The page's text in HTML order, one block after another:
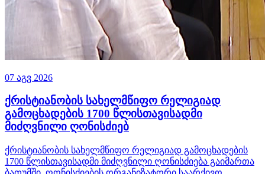
07 აგვ 2026
ქრისტიანობის სახელმწიფო რელიგიად
გამოცხადების 1700 წლისთავისადმი
მიძღვნილი ღონისძიებ
ქრისტიანობის სახელმწიფო რელიგიად გამოცხადების
1700 წლისთავისადმი მიძღვნილი ღონისძიება გაიმართა